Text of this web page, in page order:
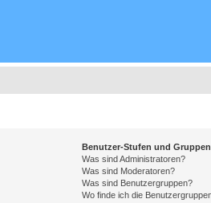
Benutzer-Stufen und Gruppen
Was sind Administratoren?
Was sind Moderatoren?
Was sind Benutzergruppen?
Wo finde ich die